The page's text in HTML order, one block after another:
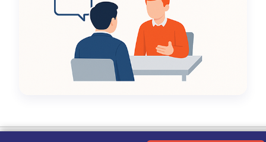
Kebijakan Privasi|Tentang Kami|